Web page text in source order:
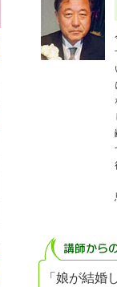
「娘が結